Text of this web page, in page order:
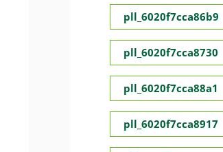
pll_6020f7cca86b9
pll_6020f7cca8730
pll_6020f7cca88a1
pll_6020f7cca8917